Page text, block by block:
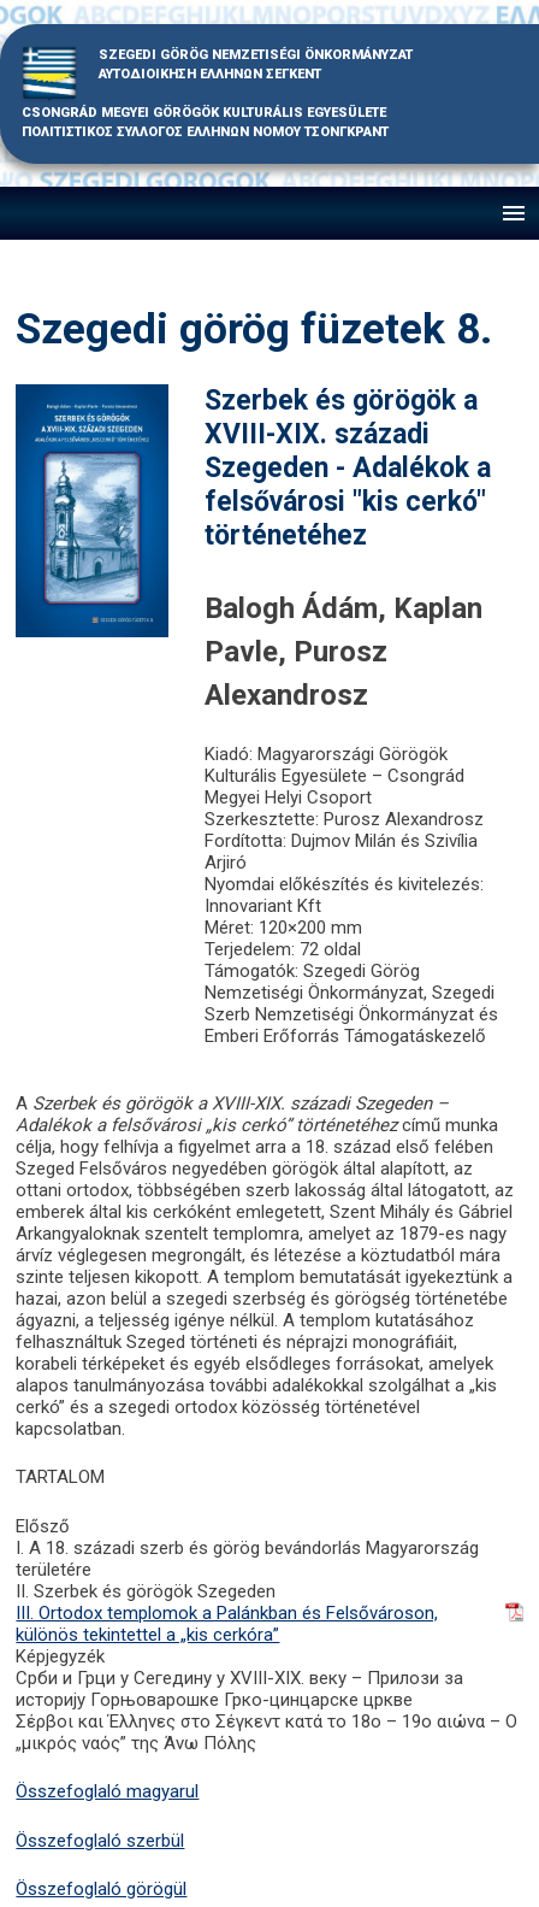
Skip
to
content
SZEGEDI GÖRÖG NEMZETISÉGI ÖNKORMÁNYZAT
ΑΥΤΟΔΙΟΙΚΗΣΗ ΕΛΛΗΝΩΝ ΣΕΓΚΕΝΤ
CSONGRÁD MEGYEI GÖRÖGÖK KULTURÁLIS EGYESÜLETE
ΠΟΛΙΤΙΣΤΙΚΟΣ ΣΥΛΛΟΓΟΣ ΕΛΛΗΝΩΝ ΝΟΜΟΥ ΤΣΟΝΓΚΡΑΝΤ
Szegedi görög füzetek 8.
Szerbek és görögök a
XVIII-XIX. századi
Szegeden - Adalékok a
felsővárosi "kis cerkó"
történetéhez
Balogh Ádám, Kaplan
Pavle, Purosz
Alexandrosz
Kiadó: Magyarországi Görögök
Kulturális Egyesülete – Csongrád
Megyei Helyi Csoport
Szerkesztette: Purosz Alexandrosz
Fordította: Dujmov Milán és Szivília
Arjiró
Nyomdai előkészítés és kivitelezés:
Innovariant Kft
Méret: 120×200 mm
Terjedelem: 72 oldal
Támogatók: Szegedi Görög
Nemzetiségi Önkormányzat, Szegedi
Szerb Nemzetiségi Önkormányzat és
Emberi Erőforrás Támogatáskezelő
A Szerbek és görögök a XVIII-XIX. századi Szegeden –
Adalékok a felsővárosi „kis cerkó” történetéhezcímű munka
célja, hogy felhívja a figyelmet arra a 18. század első felében
Szeged Felsőváros negyedében görögök által alapított, az
ottani ortodox, többségében szerb lakosság által látogatott, az
emberek által kis cerkóként emlegetett, Szent Mihály és Gábriel
Arkangyaloknak szentelt templomra, amelyet az 1879-es nagy
árvíz véglegesen megrongált, és létezése a köztudatból mára
szinte teljesen kikopott. A templom bemutatását igyekeztünk a
hazai, azon belül a szegedi szerbség és görögség történetébe
ágyazni, a teljesség igénye nélkül. A templom kutatásához
felhasználtuk Szeged történeti és néprajzi monográfiáit,
korabeli térképeket és egyéb elsődleges forrásokat, amelyek
alapos tanulmányozása további adalékokkal szolgálhat a „kis
cerkó” és a szegedi ortodox közösség történetével
kapcsolatban.
TARTALOM
Elősző
I. A 18. századi szerb és görög bevándorlás Magyarország
területére
II. Szerbek és görögök Szegeden
III. Ortodox templomok a Palánkban és Felsővároson,
különös tekintettel a „kis cerkóra”
Képjegyzék
Срби и Грци у Сегедину у XVIII-XIX. веку – Прилози за
историју Горњоварошке Грко-цинцарске цркве
Σέρβοι και Έλληνες στο Σέγκεντ κατά το 18ο – 19ο αιώνα – Ο
„μικρός ναός” της Άνω Πόλης
Összefoglaló magyarul
Összefoglaló szerbül
Összefoglaló görögül